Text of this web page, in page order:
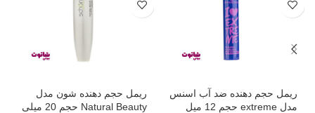
ریمل حجم دهنده ضد آب اسنس
مدل extreme حجم 12 میل
ریمل حجم دهنده شون مدل
Natural Beauty حجم 20 میلی